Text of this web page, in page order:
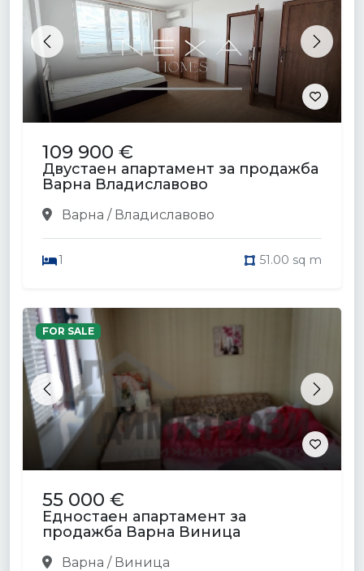
Previous Next
109 900 €
Двустаен апартамент за продажба
Варна Владиславово
Варна / Владиславово
1 51.00 sq m
Previous Next
FOR SALE
55 000 €
Едностаен апартамент за
продажба Варна Виница
Варна / Виница